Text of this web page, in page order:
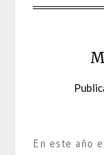
En este año